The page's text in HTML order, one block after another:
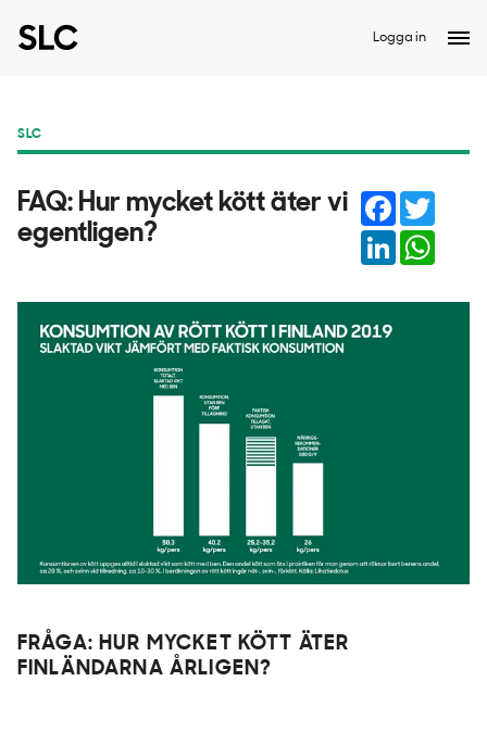
Logga in
SLC
FAQ: Hur mycket kött äter vi
egentligen?
Facebook
LinkedIn
FRÅGA: HUR MYCKET KÖTT ÄTER
FINLÄNDARNA ÅRLIGEN?